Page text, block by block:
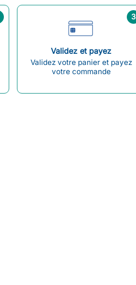
3
Validez et payez
Validez votre panier et payez
votre commande